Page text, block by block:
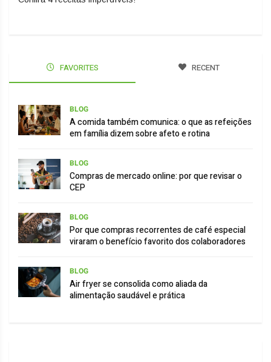
FAVORITES RECENT
BLOG
A comida também comunica: o que as refeições
em família dizem sobre afeto e rotina
BLOG
Compras de mercado online: por que revisar o
CEP
BLOG
Por que compras recorrentes de café especial
viraram o benefício favorito dos colaboradores
BLOG
Air fryer se consolida como aliada da
alimentação saudável e prática